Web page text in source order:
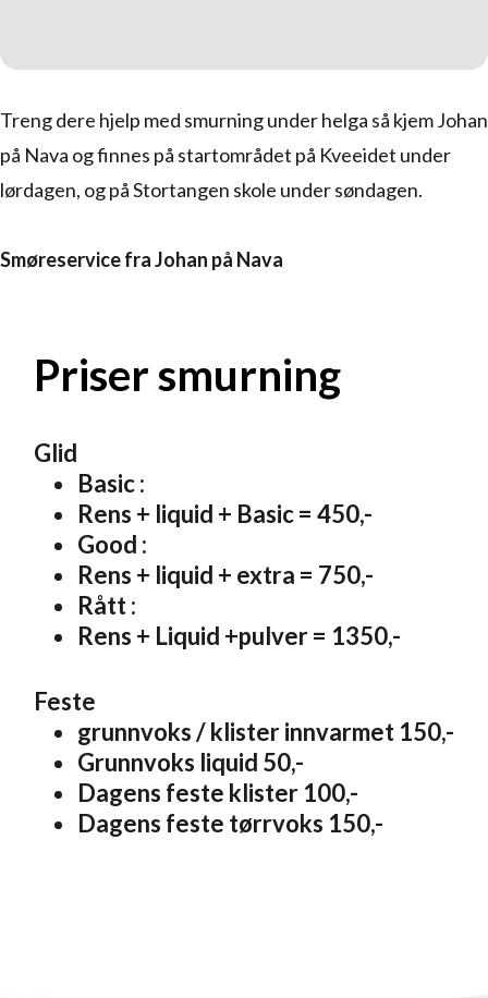
Treng dere hjelp med smurning under helga så kjem Johan
på Nava og finnes på startområdet på Kveeidet under
lørdagen, og på Stortangen skole under søndagen.
Smøreservice fra Johan på Nava
Priser smurning
Glid
Basic :
Rens + liquid + Basic = 450,-
Good :
Rens + liquid + extra = 750,-
Rått :
Rens + Liquid +pulver = 1350,-
Feste
grunnvoks / klister innvarmet 150,-
Grunnvoks liquid 50,-
Dagens feste klister 100,-
Dagens feste tørrvoks 150,-